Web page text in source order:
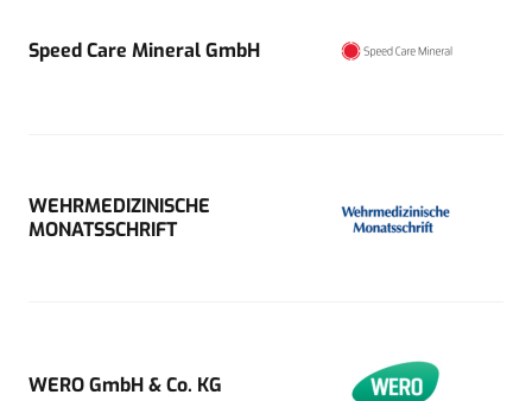
Speed Care Mineral GmbH
WEHRMEDIZINISCHE
MONATSSCHRIFT
WERO GmbH & Co. KG